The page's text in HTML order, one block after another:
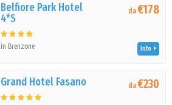
Belfiore Park Hotel
4*S
in Brenzone
da€178
Info
Grand Hotel Fasano da€230